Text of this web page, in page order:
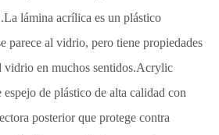
lámina acrílica es un plástico
parece al vidrio, pero tiene propiedades
vidrio en muchos sentidos.Acrylic
de plástico de alta calidad con
posterior que protege contra